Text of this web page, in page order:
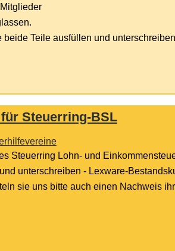
Teile ausfüllen und unterschreiben
Steuerring-BSL
Steuerring Lohn- und
unterschreiben - Lexware-
sie uns bitte auch einen Nachweis